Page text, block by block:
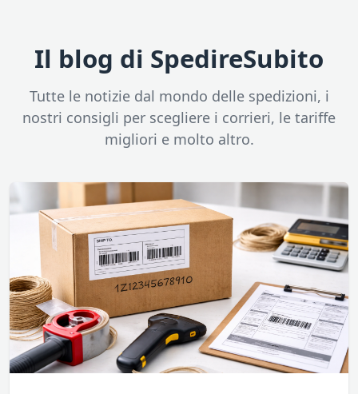
Il blog di SpedireSubito
Tutte le notizie dal mondo delle spedizioni, i
nostri consigli per scegliere i corrieri, le tariffe
migliori e molto altro.